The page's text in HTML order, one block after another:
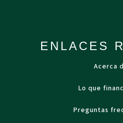
ENLACES
Acerca
Lo que
Preguntas